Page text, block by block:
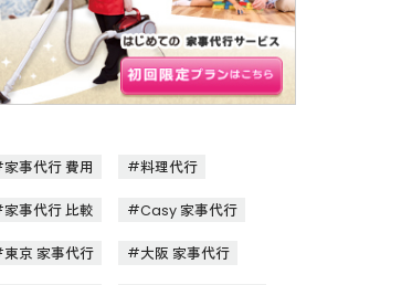
家事代行 費用 料理代行
家事代行 比較 Casy 家事代行
東京 家事代行 大阪 家事代行